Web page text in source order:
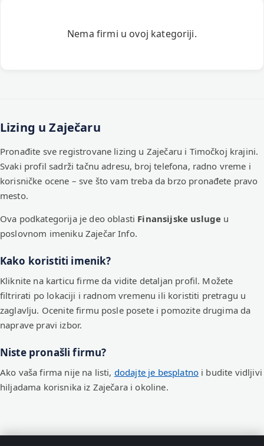
Nema firmi u ovoj kategoriji.
Lizing u Zaječaru
Pronađite sve registrovane lizing u Zaječaru i Timočkoj krajini.
Svaki profil sadrži tačnu adresu, broj telefona, radno vreme i
korisničke ocene – sve što vam treba da brzo pronađete pravo
mesto.
Ova podkategorija je deo oblasti Finansijske usluge u
poslovnom imeniku Zaječar Info.
Kako koristiti imenik?
Kliknite na karticu firme da vidite detaljan profil. Možete
filtrirati po lokaciji i radnom vremenu ili koristiti pretragu u
zaglavlju. Ocenite firmu posle posete i pomozite drugima da
naprave pravi izbor.
Niste pronašli firmu?
Ako vaša firma nije na listi, dodajte je besplatno i budite vidljivi
hiljadama korisnika iz Zaječara i okoline.